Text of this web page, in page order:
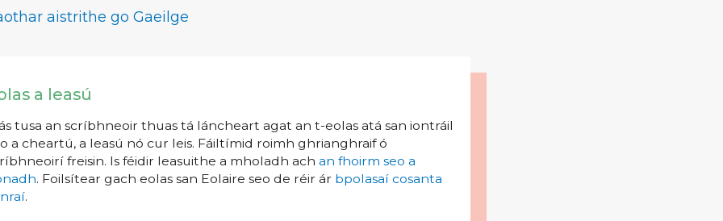
aistrithe go Gaeilge
a leasú
tusa an scríbhneoir thuas tá láncheart agat an t-eolas atá san iontráil
a cheartú, a leasú nó cur leis. Fáiltímid roimh ghrianghraif ó
freisin. Is féidir leasuithe a mholadh ach an fhoirm seo a
. Foilsítear gach eolas san Eolaire seo de réir ár bpolasaí cosanta
.